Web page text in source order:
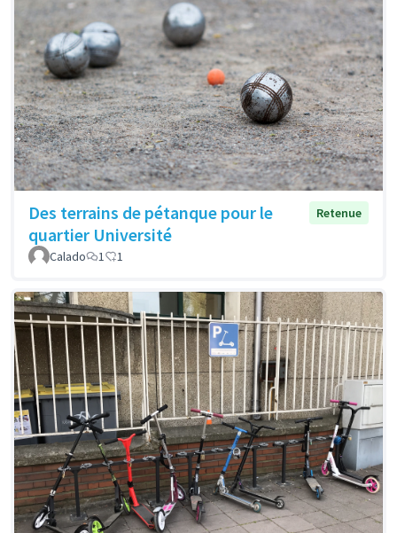
Des terrains de pétanque pour le
quartier Université
Retenue
Calado 1 1